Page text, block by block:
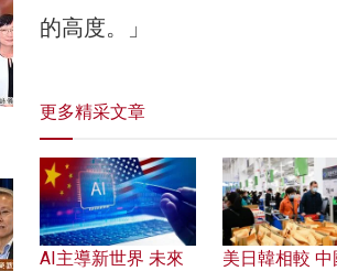
的高度。」
更多精采文章
AI主導新世界 未來
美日韓相較 中